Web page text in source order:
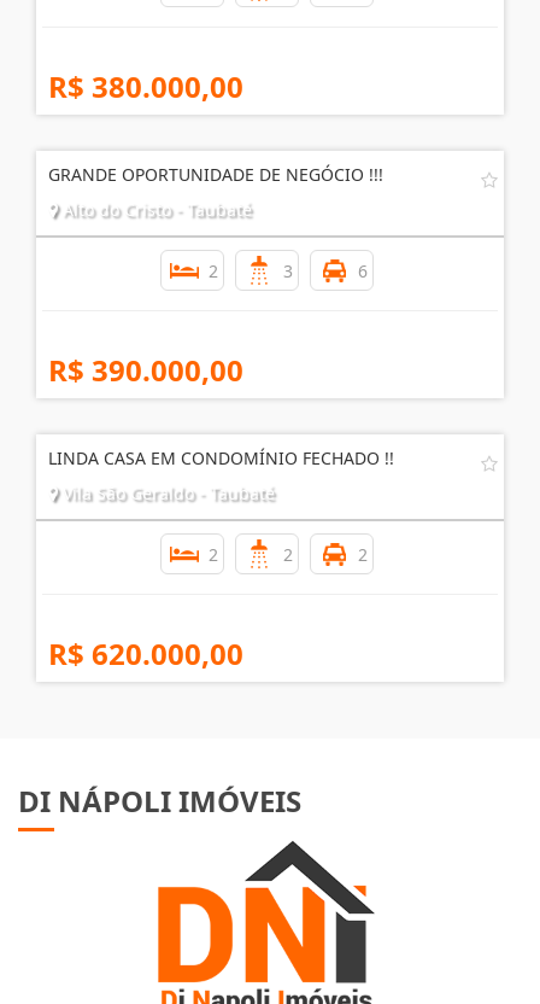
R$ 380.000,00
GRANDE OPORTUNIDADE DE NEGÓCIO !!!
Alto do Cristo - Taubaté
2 3 6
R$ 390.000,00
LINDA CASA EM CONDOMÍNIO FECHADO !!
Vila São Geraldo - Taubaté
2 2 2
R$ 620.000,00
DI NÁPOLI IMÓVEIS